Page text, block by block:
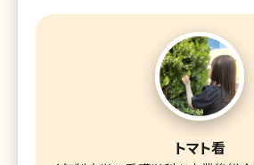
トマト看